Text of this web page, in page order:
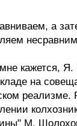
а
мне кажется,
на
реализме.
М.